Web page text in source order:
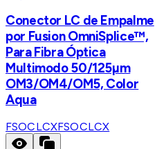
Conector LC de Empalme
por Fusion OmniSplice™,
Para Fibra Óptica
Multimodo 50/125µm
OM3/OM4/OM5, Color
Aqua
FSOCLCXFSOCLCX